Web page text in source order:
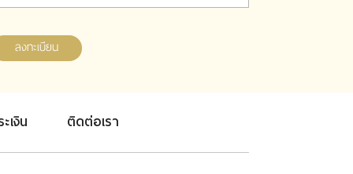
ลงทะเบียน
เงิน ติดต่อเรา